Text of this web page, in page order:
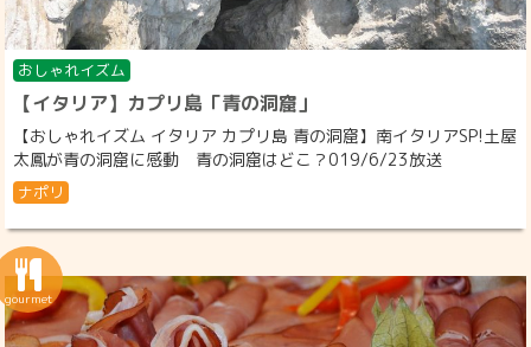
おしゃれイズム
【イタリア】カプリ島「青の洞窟」
【おしゃれイズム イタリア カプリ島 青の洞窟】南イタリアSP!土屋
太鳳が青の洞窟に感動 青の洞窟はどこ？019/6/23放送
ナポリ